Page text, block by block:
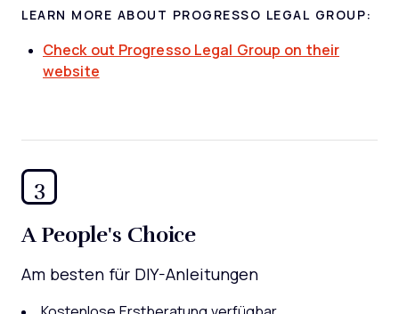
LEARN MORE ABOUT PROGRESSO LEGAL GROUP:
Check out Progresso Legal Group on their
website
3
A People's Choice
Am besten für DIY-Anleitungen